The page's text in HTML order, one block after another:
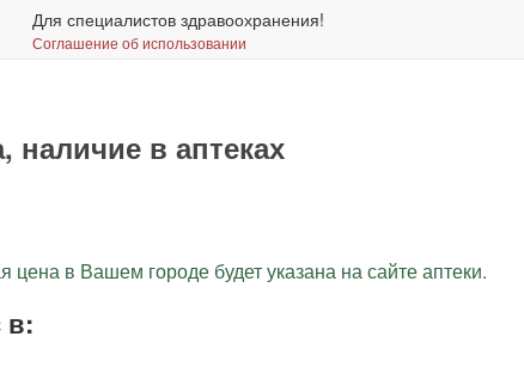
Для специалистов здравоохранения!
Соглашение об использовании
наличие в аптеках
цена в Вашем городе будет указана на сайте аптеки.
в: